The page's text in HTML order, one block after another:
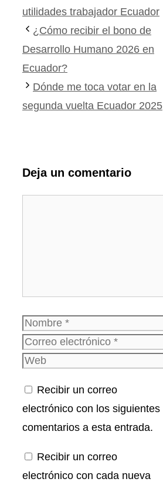
utilidades trabajador Ecuador
¿Cómo recibir el bono de
Desarrollo Humano 2026 en
Ecuador?
Dónde me toca votar en la
segunda vuelta Ecuador 2025
Deja un comentario
Nombre
Correo
electrónico
Web
Recibir un correo
electrónico con los siguientes
comentarios a esta entrada.
Recibir un correo
electrónico con cada nueva